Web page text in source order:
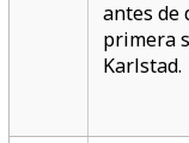
antes de
primera
Karlstad.